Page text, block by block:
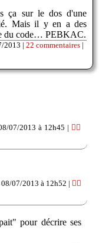
ça sur le dos d'une
Mais il y en a des
du code… PEBKAC.
2013 | 22 commentaires |
07/2013 à 12h45 | 👍🏽
07/2013 à 12h52 | 👍🏽
pour décrire ses